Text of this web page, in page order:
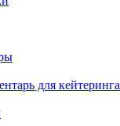
для кейтеринга